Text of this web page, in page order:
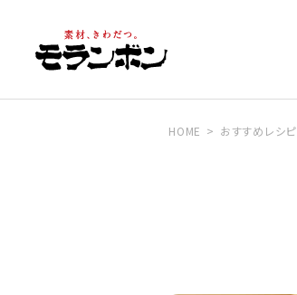
HOME おすすめレシピ